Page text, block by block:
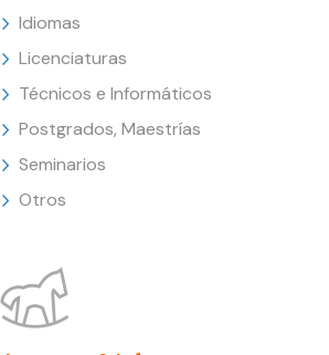
Idiomas
Licenciaturas
Técnicos e Informáticos
Postgrados, Maestrías
Seminarios
Otros